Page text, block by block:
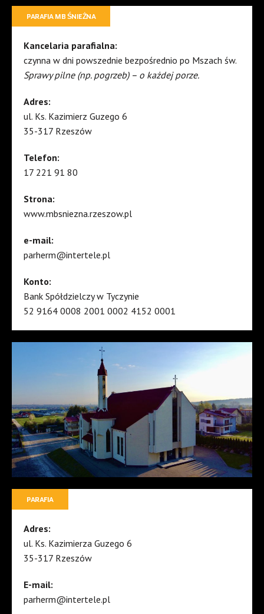
PARAFIA MB ŚNIEŻNA
Kancelaria parafialna:
czynna w dni powszednie bezpośrednio po Mszach św.
Sprawy pilne (np. pogrzeb) – o każdej porze.
Adres:
ul. Ks. Kazimierz Guzego 6
35-317 Rzeszów
Telefon:
17 221 91 80
Strona:
www.mbsniezna.rzeszow.pl
e-mail:
parherm@intertele.pl
Konto:
Bank Spółdzielczy w Tyczynie
52 9164 0008 2001 0002 4152 0001
PARAFIA
Adres:
ul. Ks. Kazimierza Guzego 6
35-317 Rzeszów
E-mail:
parherm@intertele.pl